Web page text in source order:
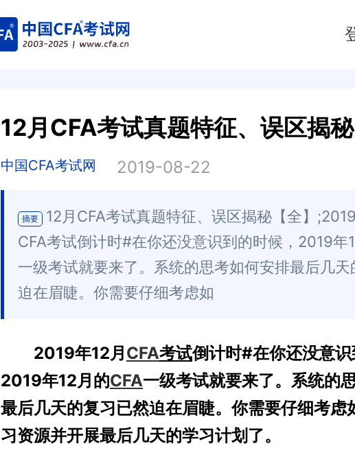
12月CFA考试真题特征、误区揭秘
中国CFA考试网 2019-08-22
摘要
12月CFA考试真题特征、误区揭秘【全】
CFA考试倒计时#在你还没意识到的时候，2019年
一级考试就要来了。系统的思考如何安排最后几天
迫在眉睫。你需要仔细考虑如
2019年12月 CFA考试倒计时#在你还没意识
2019年12月的CFA一级考试就要来了。系统的
最后几天的复习已然迫在眉睫。你需要仔细考虑
习资源并开展最后几天的学习计划了。